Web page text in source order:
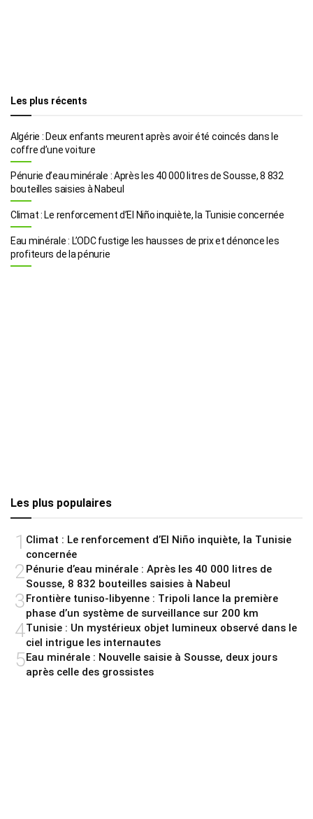
Les plus récents
Algérie : Deux enfants meurent après avoir été coincés dans le
coffre d’une voiture
Pénurie d’eau minérale : Après les 40 000 litres de Sousse, 8 832
bouteilles saisies à Nabeul
Climat : Le renforcement d’El Niño inquiète, la Tunisie concernée
Eau minérale : L’ODC fustige les hausses de prix et dénonce les
profiteurs de la pénurie
Les plus populaires
1 Climat : Le renforcement d’El Niño inquiète, la Tunisie
concernée
2 Pénurie d’eau minérale : Après les 40 000 litres de
Sousse, 8 832 bouteilles saisies à Nabeul
3Frontière tuniso-libyenne : Tripoli lance la première
phase d’un système de surveillance sur 200 km
4Tunisie : Un mystérieux objet lumineux observé dans le
ciel intrigue les internautes
5Eau minérale : Nouvelle saisie à Sousse, deux jours
après celle des grossistes